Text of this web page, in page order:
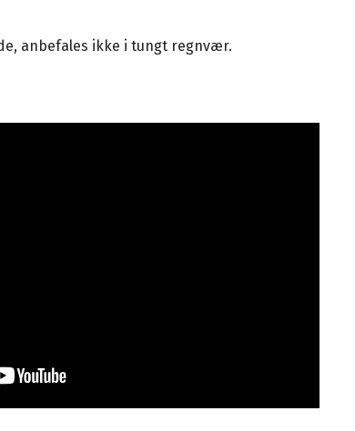
anbefales ikke i tungt regnvær.